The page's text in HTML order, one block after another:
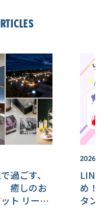
過ごす、
癒しのお
ト リージ
LINE
め！
タン